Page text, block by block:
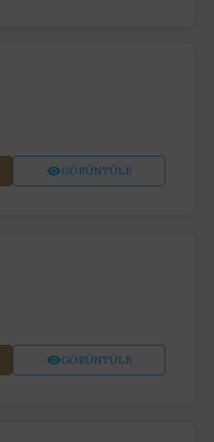
GÖRÜNTÜLE
GÖRÜNTÜLE